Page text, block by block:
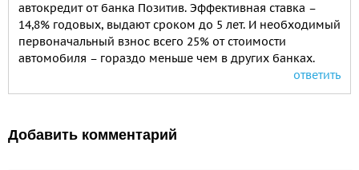
автокредит от банка Позитив. Эффективная ставка –
14,8% годовых, выдают сроком до 5 лет. И необходимый
первоначальный взнос всего 25% от стоимости
автомобиля – гораздо меньше чем в других банках.
ответить
Добавить комментарий